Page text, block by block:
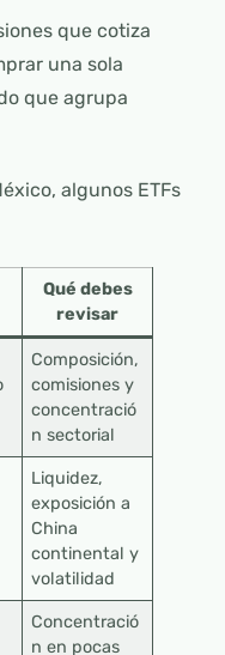
que cotiza
una sola
que agrupa
algunos ETFs
Qué debes
revisar
Composición,
comisiones y
concentració
n sectorial
Liquidez,
exposición a
China
continental y
volatilidad
Concentració
n en pocas